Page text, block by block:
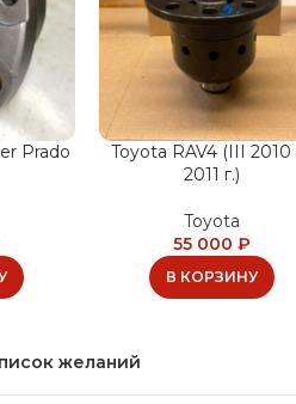
Prado
Toyota RAV4 (III
2011 г.)
Toyota
55 000₽
В КОРЗИНУ
желаний